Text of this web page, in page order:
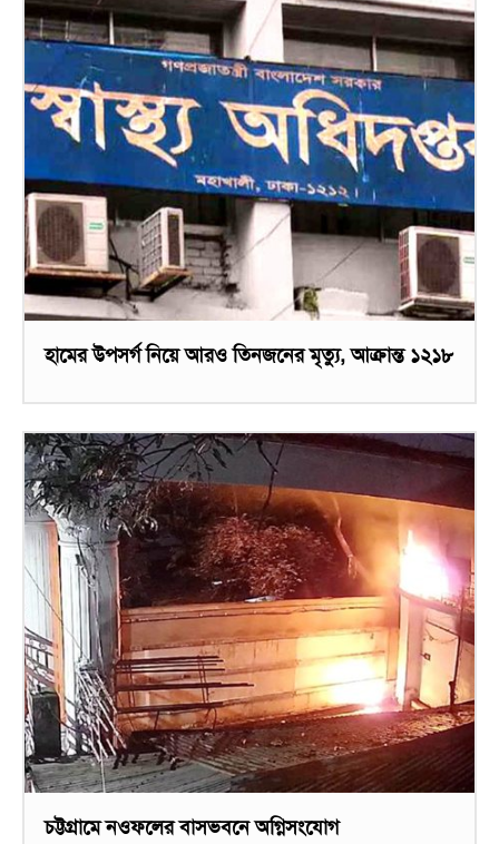
হামের উপসর্গ নিয়ে আরও তিনজনের মৃত্যু, আক্রান্ত ১২১৮
চট্টগ্রামে নওফলের বাসভবনে অগ্নিসংযোগ